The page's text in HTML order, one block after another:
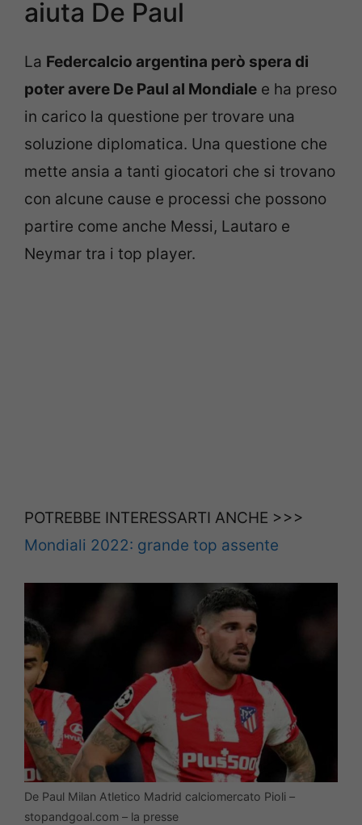
aiuta De Paul
La Federcalcio argentina però spera di
poter avere De Paul al Mondiale e ha preso
in carico la questione per trovare una
soluzione diplomatica. Una questione che
mette ansia a tanti giocatori che si trovano
con alcune cause e processi che possono
partire come anche Messi, Lautaro e
Neymar tra i top player.
POTREBBE INTERESSARTI ANCHE >>>
Mondiali 2022: grande top assente
De Paul Milan Atletico Madrid calciomercato Pioli –
stopandgoal.com – la presse